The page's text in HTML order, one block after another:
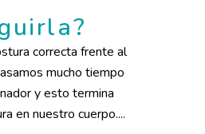
correcta frente al
mucho tiempo
y esto termina
en nuestro cuerpo....